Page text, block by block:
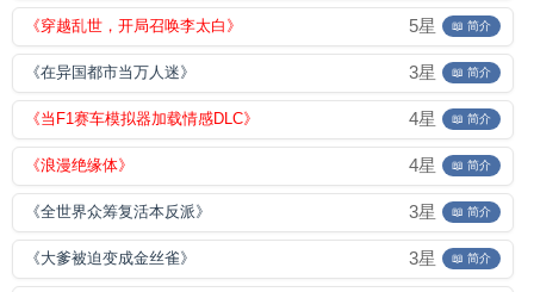
《穿越乱世，开局召唤李太白》 5星 📖 简介
《在异国都市当万人迷》 3星 📖 简介
《当F1赛车模拟器加载情感DLC》 4星 📖 简介
《浪漫绝缘体》 4星 📖 简介
《全世界众筹复活本反派》 3星 📖 简介
《大爹被迫变成金丝雀》 3星 📖 简介